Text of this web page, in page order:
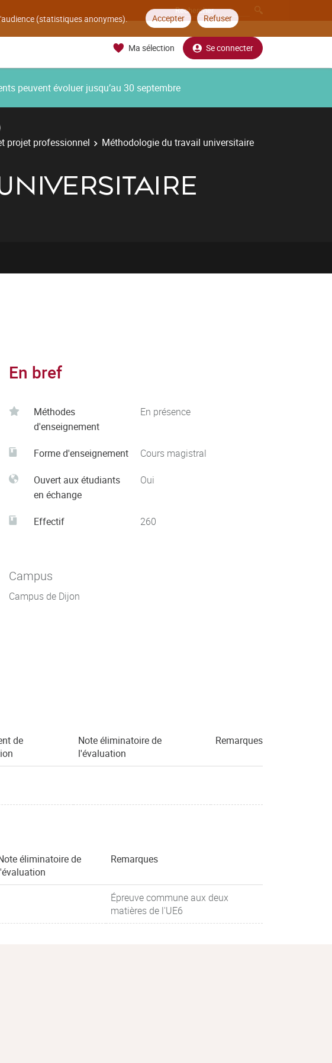
(statistiques anonymes). Accepter Refuser
Ma sélection Se connecter
peuvent évoluer jusqu’au 30 septembre
projet professionnel Méthodologie du travail universitaire
En bref
Méthodes
d'enseignement
En présence
Forme d'enseignement Cours magistral
Ouvert aux étudiants
en échange
Oui
Effectif 260
Campus
Campus de Dijon
de
Note éliminatoire de
l'évaluation
Remarques
éliminatoire de
Remarques
Épreuve commune aux deux
matières de l'UE6